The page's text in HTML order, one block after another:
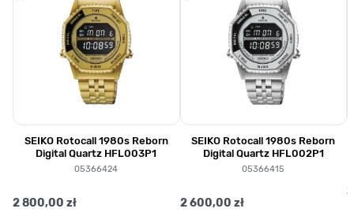
SEIKO Rotocall 1980s Reborn
Digital Quartz HFL003P1
05366424
2 800,00 zł
SEIKO Rotocall 1980s Reborn
Digital Quartz HFL002P1
05366415
2 600,00 zł